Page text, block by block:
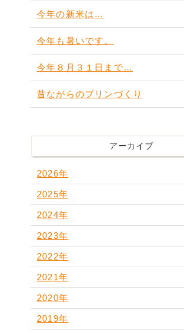
今年の新米は…
今年も暑いです。
今年８月３１日まで…
昔ながらのプリンづくり
アーカイブ
2026年
2025年
2024年
2023年
2022年
2021年
2020年
2019年